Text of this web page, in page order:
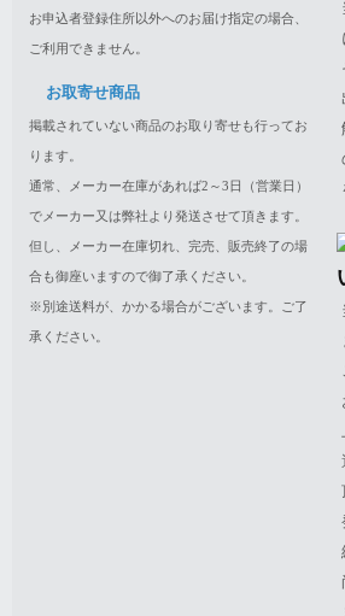
お申込者登録住所以外へのお届け指定の場合、
ご利用できません。
お取寄せ商品
掲載されていない商品のお取り寄せも行ってお
ります。
通常、メーカー在庫があれば2～3日（営業日）
でメーカー又は弊社より発送させて頂きます。
但し、メーカー在庫切れ、完売、販売終了の場
合も御座いますので御了承ください。
※別途送料が、かかる場合がございます。ご了
承ください。